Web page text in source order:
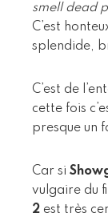
smell dead
C’est
splendide,
C’est de
cette fois
presque un
Car si
vulgaire du
2 est très